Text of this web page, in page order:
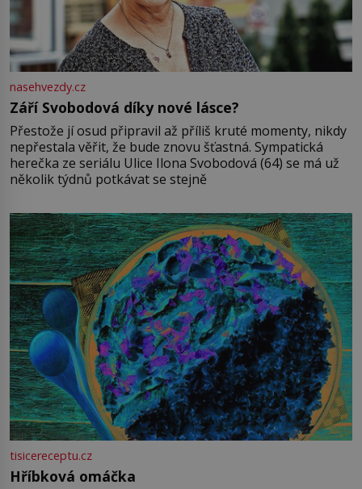
nasehvezdy.cz
Září Svobodová díky nové lásce?
Přestože jí osud připravil až příliš kruté momenty, nikdy
nepřestala věřit, že bude znovu šťastná. Sympatická
herečka ze seriálu Ulice Ilona Svobodová (64) se má už
několik týdnů potkávat se stejně
tisicereceptu.cz
Hříbková omáčka